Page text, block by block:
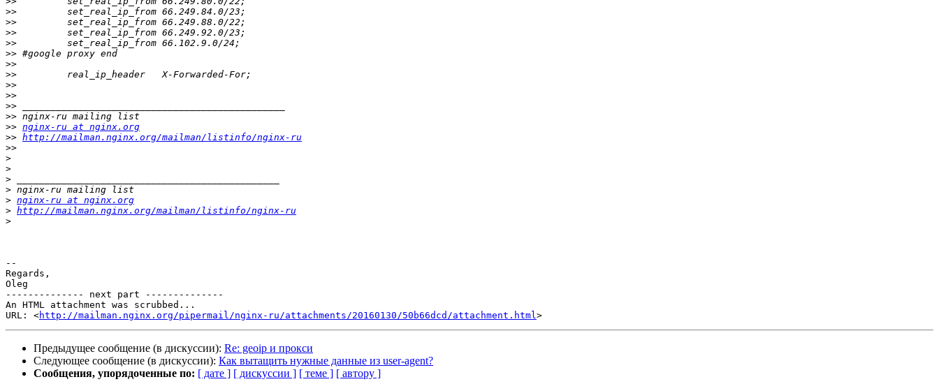
>>
>>
>>
>>
>>
>>
>>
>>
>>
>>
>>
>> nginx-ru at nginx.org
>> http://mailman.nginx.org/mailman/listinfo/nginx-ru
>>
>
>
>
>
> nginx-ru at nginx.org
> http://mailman.nginx.org/mailman/listinfo/nginx-ru
>
--
Regards,
Oleg
-------------- next part --------------
An HTML attachment was scrubbed...
URL: <http://mailman.nginx.org/pipermail/nginx-ru/attachments/20160130/50b66dcd/attachment.html
Предыдущее сообщение (в дискуссии): Re: geoip и прокси
Следующее сообщение (в дискуссии): Как вытащить нужные данные из user-agent?
Сообщения, упорядоченные по: [ дате ] [ дискуссии ] [ теме ] [ автору ]